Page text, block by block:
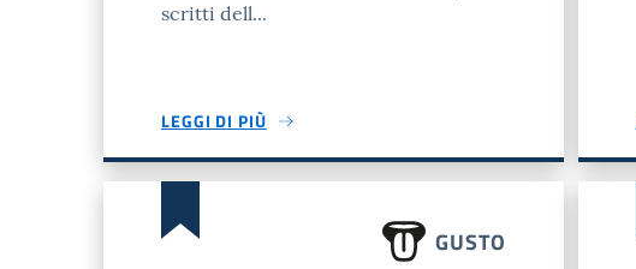
scritti dell...
LEGGI DI PIÙ
GUSTO